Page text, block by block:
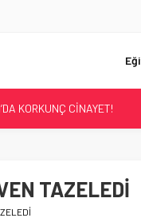
CUMHURBAŞKANI
ÇÖZÜLDÜ!
DÜŞTÜ!
KORKUNÇ CİNAYET!
TAZELEDİ